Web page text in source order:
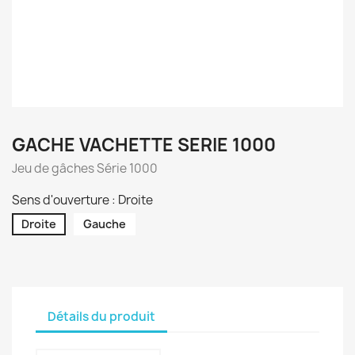
GACHE VACHETTE SERIE 1000
Jeu de gâches Série 1000
Sens d'ouverture : Droite
Droite Gauche
Détails du produit